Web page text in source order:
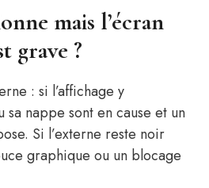
mais l’écran
grave ?
: si l’affichage y
nappe sont en cause et un
Si l’externe reste noir
graphique ou un blocage